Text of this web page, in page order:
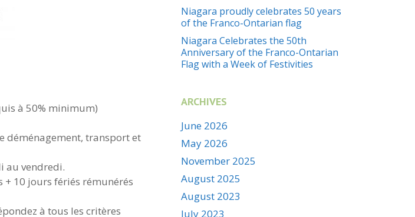
à 50% minimum)
déménagement, transport et
au vendredi.
+ 10 jours fériés rémunérés
à tous les critères
Niagara proudly celebrates 50 years
of the Franco-Ontarian flag
Niagara Celebrates the 50th
Anniversary of the Franco-Ontarian
Flag with a Week of Festivities
ARCHIVES
June 2026
May 2026
November 2025
August 2025
August 2023
July 2023